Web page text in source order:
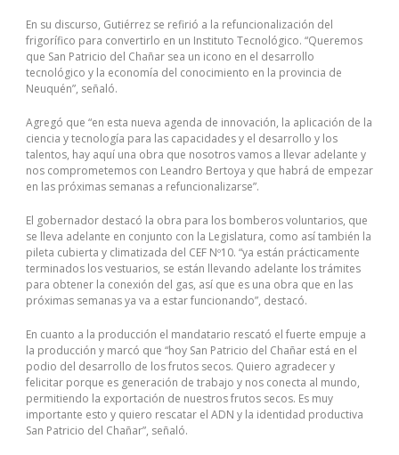
En su discurso, Gutiérrez se refirió a la refuncionalización del
frigorífico para convertirlo en un Instituto Tecnológico. “Queremos
que San Patricio del Chañar sea un icono en el desarrollo
tecnológico y la economía del conocimiento en la provincia de
Neuquén”, señaló.
Agregó que “en esta nueva agenda de innovación, la aplicación de la
ciencia y tecnología para las capacidades y el desarrollo y los
talentos, hay aquí una obra que nosotros vamos a llevar adelante y
nos comprometemos con Leandro Bertoya y que habrá de empezar
en las próximas semanas a refuncionalizarse”.
El gobernador destacó la obra para los bomberos voluntarios, que
se lleva adelante en conjunto con la Legislatura, como así también la
pileta cubierta y climatizada del CEF Nº10. “ya están prácticamente
terminados los vestuarios, se están llevando adelante los trámites
para obtener la conexión del gas, así que es una obra que en las
próximas semanas ya va a estar funcionando”, destacó.
En cuanto a la producción el mandatario rescató el fuerte empuje a
la producción y marcó que “hoy San Patricio del Chañar está en el
podio del desarrollo de los frutos secos. Quiero agradecer y
felicitar porque es generación de trabajo y nos conecta al mundo,
permitiendo la exportación de nuestros frutos secos. Es muy
importante esto y quiero rescatar el ADN y la identidad productiva
San Patricio del Chañar”, señaló.